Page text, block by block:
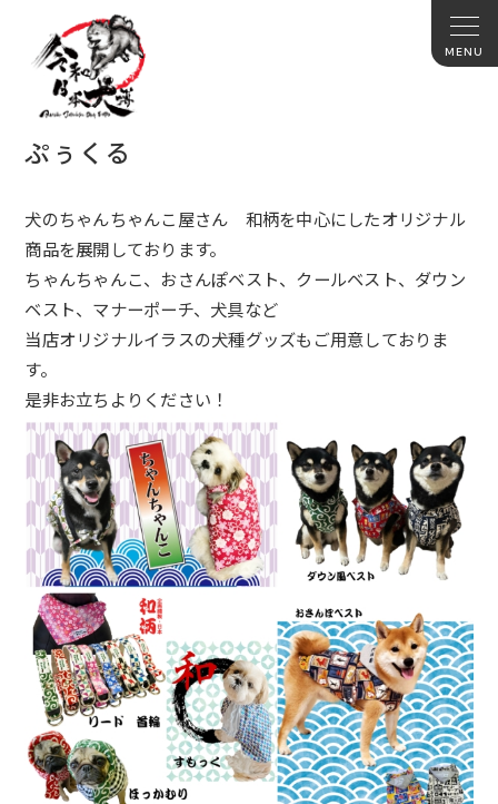
ぷぅくる
犬のちゃんちゃんこ屋さん 和柄を中心にしたオリジナル
商品を展開しております。
ちゃんちゃんこ、おさんぽベスト、クールベスト、ダウン
ベスト、 マナーポーチ、犬具など
当店オリジナルイラスの犬種グッズもご用意しておりま
す。
是非お立ちよりください！